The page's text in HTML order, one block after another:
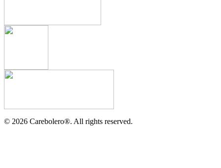
© 2026 Carebolero®. All rights reserved.